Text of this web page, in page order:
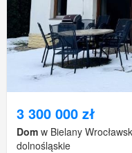
3 300 000 zł
Dom w Bielany
dolnośląskie